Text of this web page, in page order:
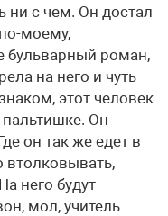
ни с чем. Он достал
моему,
бульварный роман,
на него и чуть
этот человек
Он
он так же едет в
втолковывать,
него будут
мол, учитель